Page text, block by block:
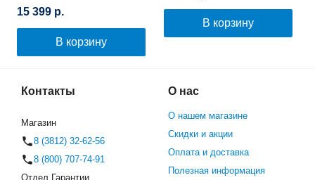
(Черный карбон)
15 399 р.
В корзину
В корзину
Контакты
Магазин
8 (3812) 32-62-56
8 (800) 707-74-91
Отдел Гарантии
О нас
О нашем магазине
Скидки и акции
Оплата и доставка
Полезная информация